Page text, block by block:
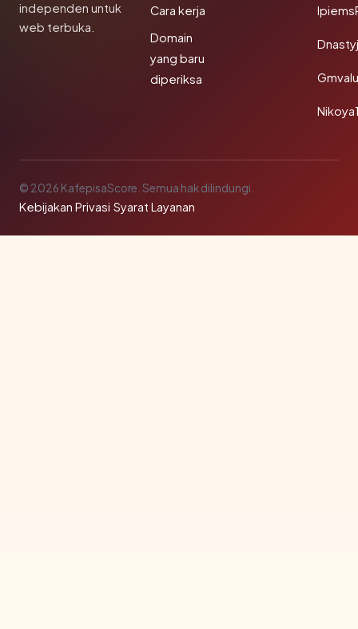
independen untuk
web terbuka.
Cara kerja
Domain
yang baru
diperiksa
© 2026 KafepisaScore. Semua hak dilindungi.
Kebijakan Privasi·Syarat Layanan